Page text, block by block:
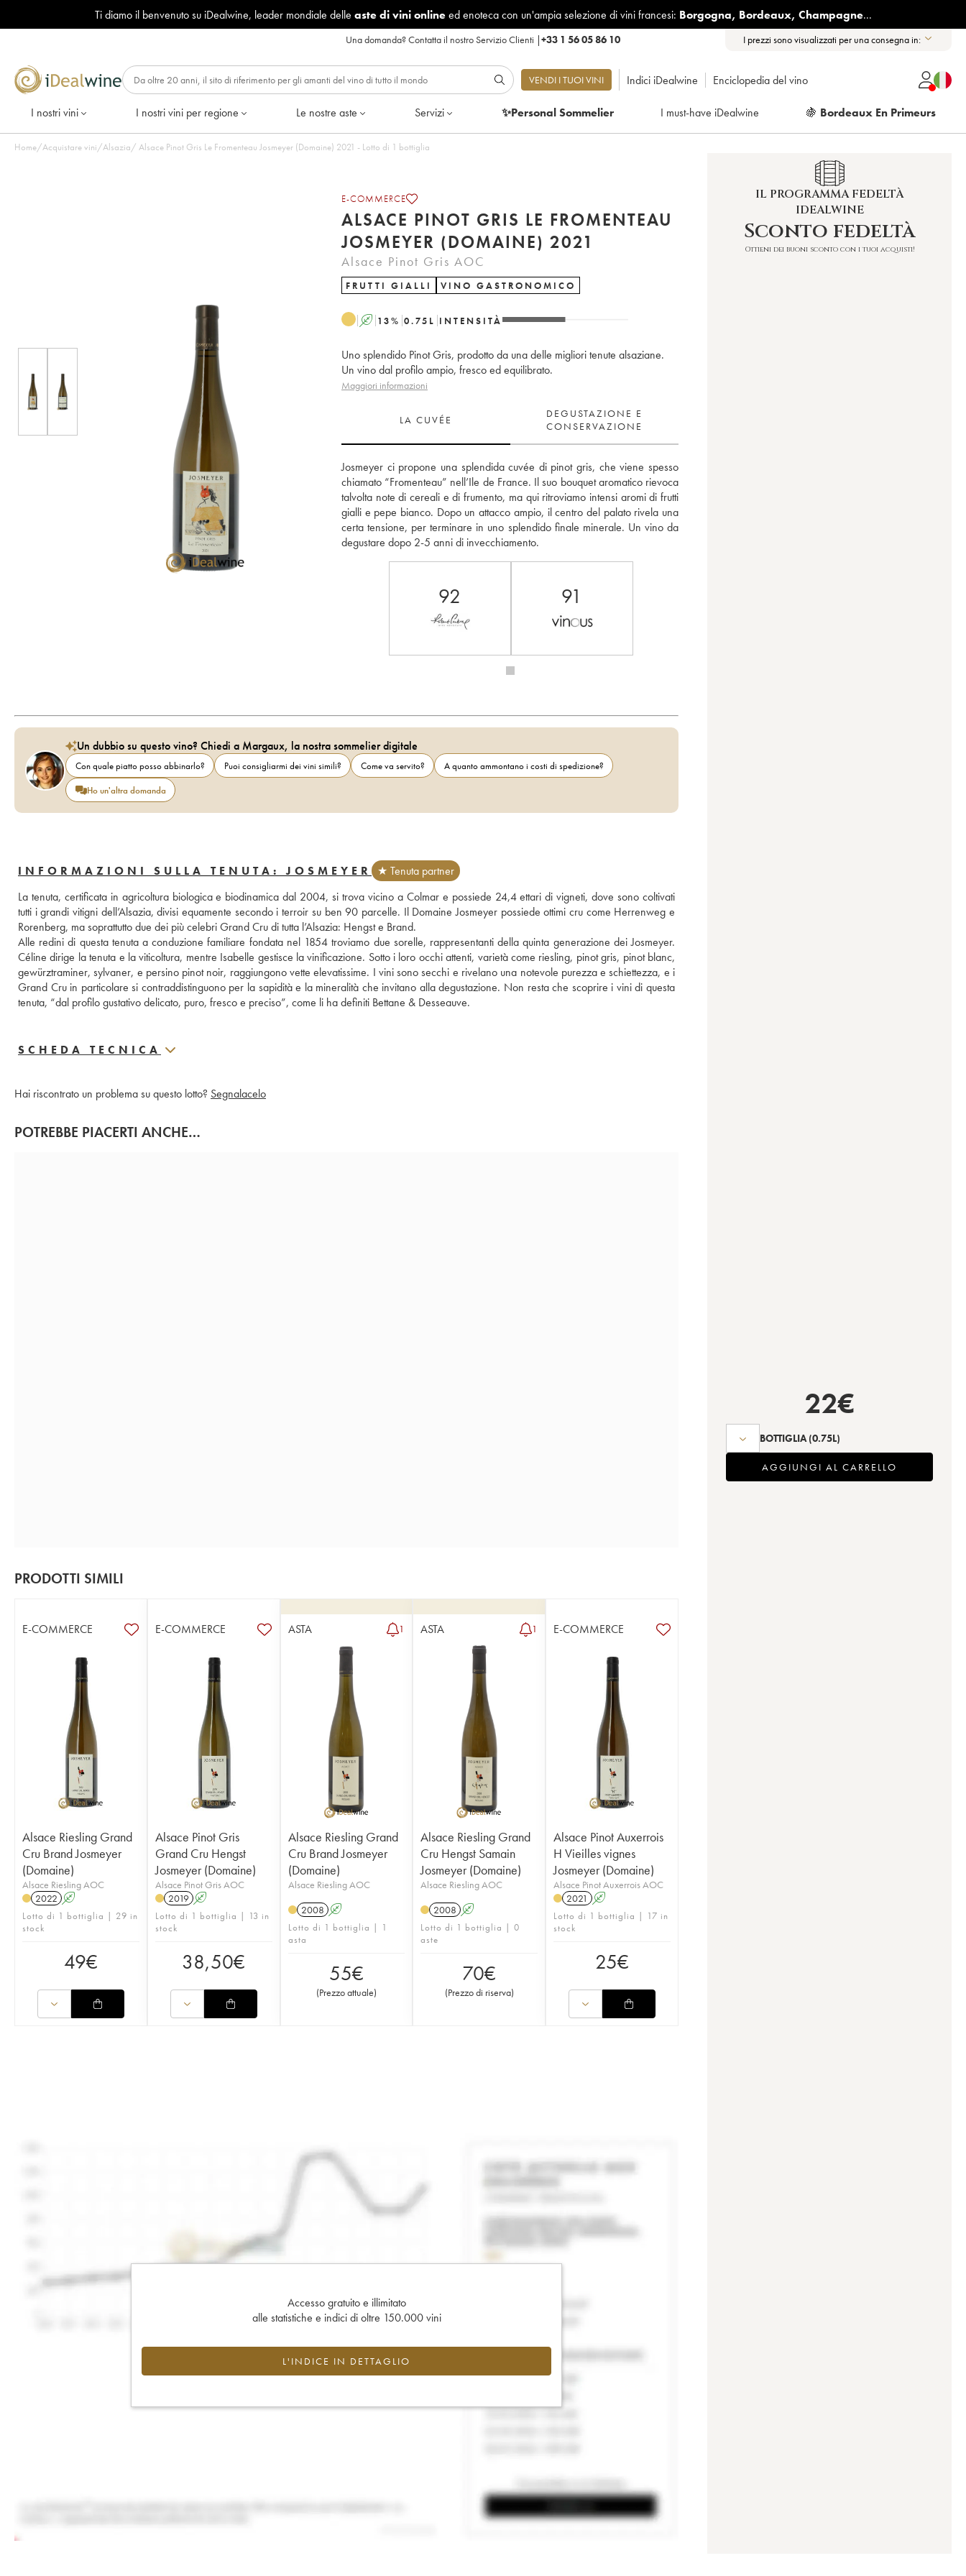
Ti diamo il benvenuto su iDealwine, leader mondiale delle aste di vini onlineed enoteca con un'ampia selezione di vini francesi: Borgogna, Bordeaux, Champagne...
Una domanda?Contatta il nostro Servizio Clienti |+33 1 56 05 86 10 I prezzi sono visualizzati per una consegna in:
VENDI I TUOI VINI Indici iDealwine Enciclopedia del vino
I nostri vini I nostri vini per regione Le nostre aste Servizi ✨Personal Sommelier I must-have iDealwine 🍇 Bordeaux En Primeurs
Home/Acquistare vini/Alsazia/ Alsace Pinot Gris Le Fromenteau Josmeyer (Domaine) 2021 - Lotto di 1 bottiglia
E-COMMERCE
ALSACE PINOT GRIS LE FROMENTEAU
JOSMEYER (DOMAINE) 2021
Alsace Pinot Gris AOC
FRUTTI GIALLI VINO GASTRONOMICO
A 13% 0.75 L INTENSITÀ
Uno splendido Pinot Gris, prodotto da una delle migliori tenute alsaziane.
Un vino dal profilo ampio, fresco ed equilibrato.
Maggiori informazioni
LA CUVÉE
DEGUSTAZIONE E
CONSERVAZIONE
Josmeyer ci propone una splendida cuvée di pinot gris, che viene spesso
chiamato “Fromenteau” nell’Ile de France. Il suo bouquet aromatico rievoca
talvolta note di cereali e di frumento, ma qui ritroviamo intensi aromi di frutti
gialli e pepe bianco. Dopo un attacco ampio, il centro del palato rivela una
certa tensione, per terminare in uno splendido finale minerale. Un vino da
degustare dopo 2-5 anni di invecchiamento.
92 91
Un dubbio su questo vino? Chiedi a Margaux, la nostra sommelier digitale
Con quale piatto posso abbinarlo? Puoi consigliarmi dei vini simili? Come va servito?
A quanto ammontano i costi di spedizione?
Ho un'altra domanda
INFORMAZIONI SULLA TENUTA: JOSMEYER
★ Tenuta partner
La tenuta, certificata in agricoltura biologica e biodinamica dal 2004, si trova vicino a Colmar e possiede 24,4 ettari di vigneti, dove sono coltivati
tutti i grandi vitigni dell’Alsazia, divisi equamente secondo i terroir su ben 90 parcelle. Il Domaine Josmeyer possiede ottimi cru come Herrenweg e
Rorenberg, ma soprattutto due dei più celebri Grand Cru di tutta l’Alsazia: Hengst e Brand.
Alle redini di questa tenuta a conduzione familiare fondata nel 1854 troviamo due sorelle, rappresentanti della quinta generazione dei Josmeyer.
Céline dirige la tenuta e la viticoltura, mentre Isabelle gestisce la vinificazione. Sotto i loro occhi attenti, varietà come riesling, pinot gris, pinot blanc,
gewürztraminer, sylvaner, e persino pinot noir, raggiungono vette elevatissime. I vini sono secchi e rivelano una notevole purezza e schiettezza, e i
Grand Cru in particolare si contraddistinguono per la sapidità e la mineralità che invitano alla degustazione. Non resta che scoprire i vini di questa
tenuta, “dal profilo gustativo delicato, puro, fresco e preciso”, come li ha definiti Bettane & Desseauve.
SCHEDA TECNICA
Hai riscontrato un problema su questo lotto? Segnalacelo
POTREBBE PIACERTI ANCHE…
PRODOTTI SIMILI
E-COMMERCE
Alsace Riesling Grand
Cru Brand Josmeyer
(Domaine)
Alsace Riesling AOC
2022 A
Lotto di 1 bottiglia | 29 in
stock
49€
E-COMMERCE
Alsace Pinot Gris
Grand Cru Hengst
Josmeyer (Domaine)
Alsace Pinot Gris AOC
2019 A
Lotto di 1 bottiglia | 13 in
stock
38,50€
ASTA 1
Alsace Riesling Grand
Cru Brand Josmeyer
(Domaine)
Alsace Riesling AOC
2008 A
Lotto di 1 bottiglia | 1
asta
55€
(Prezzo attuale)
ASTA 1
Alsace Riesling Grand
Cru Hengst Samain
Josmeyer (Domaine)
Alsace Riesling AOC
2008 A
Lotto di 1 bottiglia | 0
aste
70€
(Prezzo di riserva)
E-COMMERCE
Alsace Pinot Auxerrois
H Vieilles vignes
Josmeyer (Domaine)
Alsace Pinot Auxerrois AOC
2021
A
Lotto di 1 bottiglia | 17 in
stock
25€
Accesso gratuito e illimitato
alle statistiche e indici di oltre 150.000 vini
L'INDICE IN DETTAGLIO
IL PROGRAMMA FEDELTÀ
IDEALWINE
Sconto fedeltà
Ottieni dei buoni sconto con i tuoi acquisti!
22€
BOTTIGLIA (0.75L)
AGGIUNGI AL CARRELLO